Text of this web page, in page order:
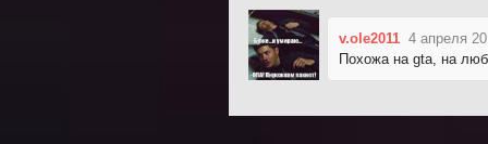
v.ole2011 4 апреля
Похожа на gta, на